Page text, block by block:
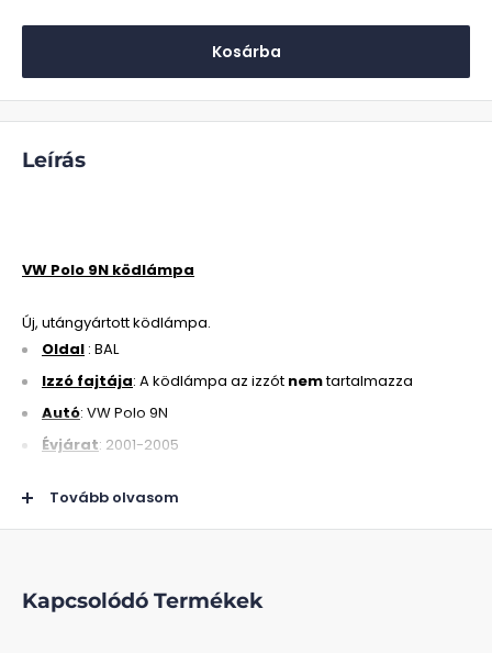
Kosárba
Leírás
VW Polo 9N ködlámpa
Új, utángyártott ködlámpa.
Oldal : BAL
Izzó fajtája: A ködlámpa az izzót nemtartalmazza
Autó: VW Polo 9N
Évjárat: 2001-2005
Tovább olvasom
Kapcsolódó Termékek